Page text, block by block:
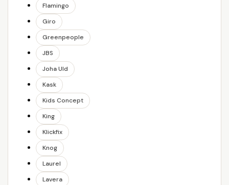
Flamingo
Giro
Greenpeople
JBS
Joha Uld
Kask
Kids Concept
King
Klickfix
Knog
Laurel
Lavera